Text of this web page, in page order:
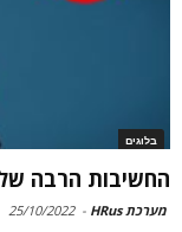
בלוגים
החשיבות הרבה של
מערכת HRus -
25/10/2022